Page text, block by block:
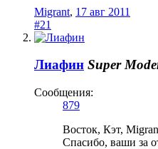
Migrant, 17 авг 2011
#21
Лиафин Super
Сообщения:
879
Восток, Кэт,
Спасибо, ваши за